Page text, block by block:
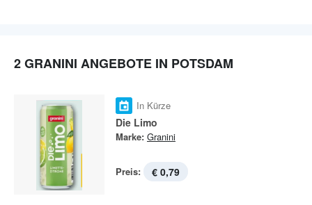
2 GRANINI ANGEBOTE IN POTSDAM
In Kürze
Die Limo
Marke: Granini
Preis: € 0,79